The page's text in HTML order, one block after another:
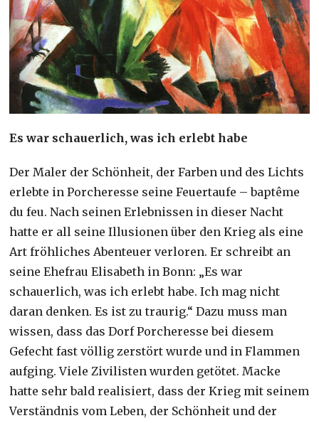
Es war schauerlich, was ich erlebt habe
Der Maler der Schönheit, der Farben und des Lichts
erlebte in Porcheresse seine Feuertaufe – baptême
du feu. Nach seinen Erlebnissen in dieser Nacht
hatte er all seine Illusionen über den Krieg als eine
Art fröhliches Abenteuer verloren. Er schreibt an
seine Ehefrau Elisabeth in Bonn: „Es war
schauerlich, was ich erlebt habe. Ich mag nicht
daran denken. Es ist zu traurig.“ Dazu muss man
wissen, dass das Dorf Porcheresse bei diesem
Gefecht fast völlig zerstört wurde und in Flammen
aufging. Viele Zivilisten wurden getötet. Macke
hatte sehr bald realisiert, dass der Krieg mit seinem
Verständnis vom Leben, der Schönheit und der